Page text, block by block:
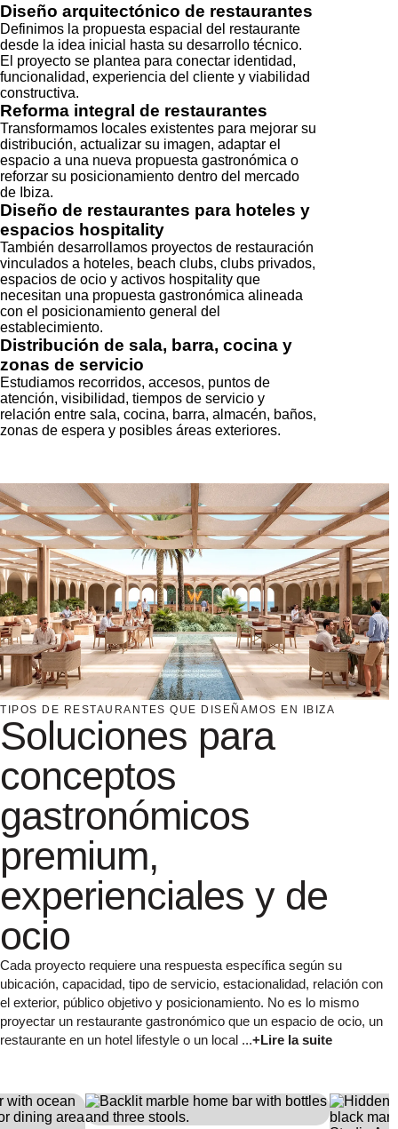
Diseño arquitectónico de restaurantes
Definimos la propuesta espacial del restaurante
desde la idea inicial hasta su desarrollo técnico.
El proyecto se plantea para conectar identidad,
funcionalidad, experiencia del cliente y viabilidad
constructiva.
Reforma integral de restaurantes
Transformamos locales existentes para mejorar su
distribución, actualizar su imagen, adaptar el
espacio a una nueva propuesta gastronómica o
reforzar su posicionamiento dentro del mercado
de Ibiza.
Diseño de restaurantes para hoteles y
espacios hospitality
También desarrollamos proyectos de restauración
vinculados a hoteles, beach clubs, clubs privados,
espacios de ocio y activos hospitality que
necesitan una propuesta gastronómica alineada
con el posicionamiento general del
establecimiento.
Distribución de sala, barra, cocina y
zonas de servicio
Estudiamos recorridos, accesos, puntos de
atención, visibilidad, tiempos de servicio y
relación entre sala, cocina, barra, almacén, baños,
zonas de espera y posibles áreas exteriores.
TIPOS DE RESTAURANTES QUE DISEÑAMOS EN IBIZA
Soluciones para
conceptos
gastronómicos
premium,
experienciales y de
ocio
Cada proyecto requiere una respuesta específica según su
ubicación, capacidad, tipo de servicio, estacionalidad, relación con
el exterior, público objetivo y posicionamiento. No es lo mismo
proyectar un restaurante gastronómico que un espacio de ocio, un
restaurante en un hotel lifestyle o un local ...+Lire la suite